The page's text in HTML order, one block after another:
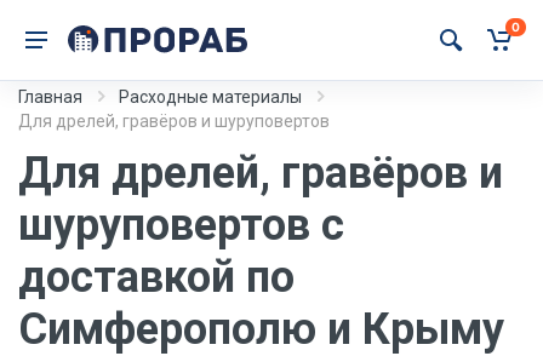
0
Главная
Расходные материалы
Для дрелей, гравёров и шуруповертов
Для дрелей, гравёров и
шуруповертов с
доставкой по
Симферополю и Крыму